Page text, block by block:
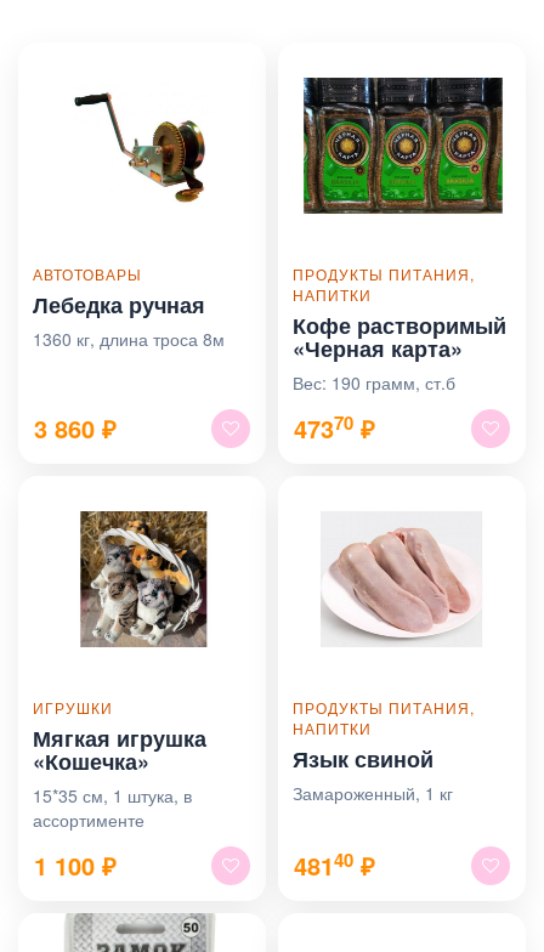
АВТОТОВАРЫ
Лебедка ручная
1360 кг, длина троса 8м
3 860 ₽
ПРОДУКТЫ ПИТАНИЯ,
НАПИТКИ
Кофе растворимый
«Черная карта»
Вес: 190 грамм, ст.б
47370 ₽
ИГРУШКИ
Мягкая игрушка
«Кошечка»
15*35 см, 1 штука, в
ассортименте
1 100 ₽
ПРОДУКТЫ ПИТАНИЯ,
НАПИТКИ
Язык свиной
Замароженный, 1 кг
48140 ₽